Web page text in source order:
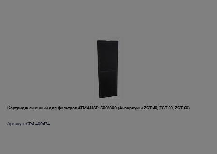
Картридж сменный для фильтров ATMAN SP-500/800 (Аквариумы ZGT-40, ZGT-50, ZGT-60)
Артикул: ATM-400474